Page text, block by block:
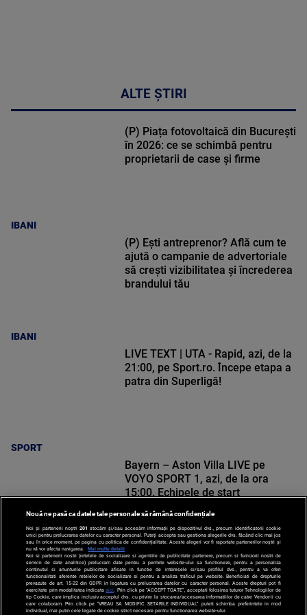
ALTE ȘTIRI
IBANI
(P) Piața fotovoltaică din București
în 2026: ce se schimbă pentru
proprietarii de case și firme
IBANI
(P) Ești antreprenor? Află cum te
ajută o campanie de advertoriale
să crești vizibilitatea și încrederea
brandului tău
SPORT
LIVE TEXT | UTA - Rapid, azi, de la
21:00, pe Sport.ro. Începe etapa a
patra din Superligă!
SPORT
Bayern – Aston Villa LIVE pe
VOYO SPORT 1, azi, de la ora
15:00. Echipele de start
Nouă ne pasă ca datele tale personale să rămână confidențiale
Noi și partenerii noștri 201 stocăm și/sau accesăm informații pe dispozitivul dvs., precum identificatorii cookie
unici pentru prelucrarea datelor cu caracter personal. Puteți accepta sau gestiona alegerile dvs. făcând clic mai jos
sau în orice moment, pe pagina cu politica de confidențialitate. Aceste alegeri vor fi raportate partenerilor noștri și
nu vă vor afecta navigarea.
Mai multe detalii
Noi si partenerii nostri (retelele de socializare si agentiile de publicitate partenere, precum si furnizorii nostri de
servicii de date analitice) prelucram date pentru a permite website-ului sa functioneze, pentru a personaliza
continutul si anunturile publicitare afisate in functie de interesele si/sau profilul dvs., pentru a va oferi
functionalitati aferente retelelor de socializare si pentru a analiza traficul pe website. Beneficiati de drepturile
prevazute de art. 15-22 din GDPR in legatura cu prelucrarea datelor cu caracter personal. Aceste drepturi pot fi
exercitate prin modalitatea indicataaici . Prin click pe “ACCEPT TOATE”, acceptati folosirea tuturor Tehnologiilor de
tip Cookie, care implica inclusiv acceptul dvs. cu privire la stocarea/accesarea informatiilor de catre Vendor-ii cu
care colaboram. Prin click pe “VREAU SA MODIFIC SETARILE INDIVIDUAL” puteti schimba preferintele in mod
individual, mai putin cele legate de cookie strict necesare pentru functionarea website-ului.